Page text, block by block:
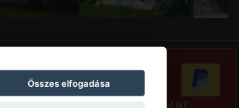
Összes elfogadása